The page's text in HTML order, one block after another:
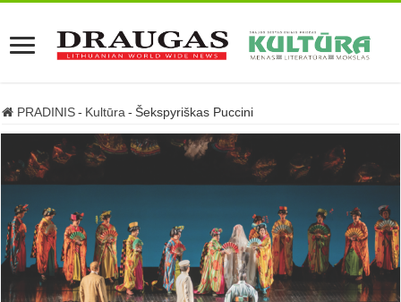
PRADINIS - Kultūra - Šekspyriškas Puccini